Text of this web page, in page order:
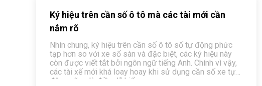
Ký hiệu trên cần số ô tô mà các tài mới cần
nắm rõ
Nhìn chung, ký hiệu trên cần số ô tô số tự động phức
tạp hơn so với xe số sàn và đặc biệt, các ký hiệu này
còn được viết tắt bởi ngôn ngữ tiếng Anh. Chính vì vậy,
các tài xế mới khá loay hoay khi sử dụng cần số xe tự
động cũng là điều dễ hiểu.